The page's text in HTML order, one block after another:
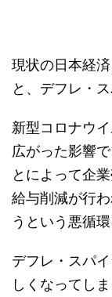
現状の日本経
と、デフレ・
新型コロナウ
広がった影響
とによって企
給与削減が行
うという悪循
デフレ・スパ
しくなってし